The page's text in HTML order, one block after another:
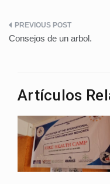
Navegación
Consejos de un arbol.
Artículos